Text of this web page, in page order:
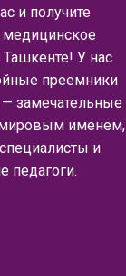
и получите
У нас
преемники
замечательные
именем,
и
педагоги.